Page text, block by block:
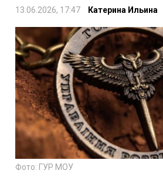
13.06.2026, 17:47 Катерина Ильина
Фото: ГУР МОУ